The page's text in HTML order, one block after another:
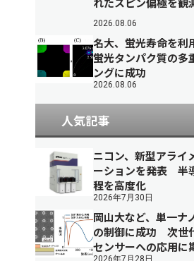
2026.08.06
名大、蛍光寿命を利
蛍光タンパク質の多
ングに成功
2026.08.06
人気記事
ニコン、新型アライ
ーションを発表 半
程を高度化
2026年7月30日
岡山大など、単一ナ
の制御に成功 次世
センサーへの応用に
2026年7月28日